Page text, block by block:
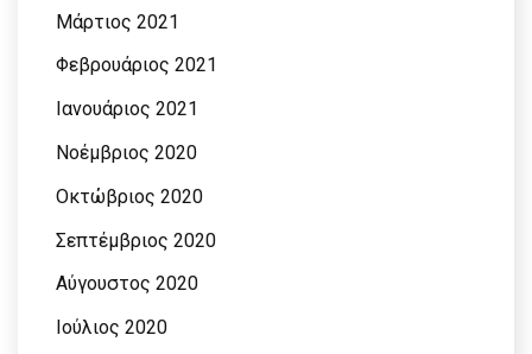
Μάρτιος 2021
Φεβρουάριος 2021
Ιανουάριος 2021
Νοέμβριος 2020
Οκτώβριος 2020
Σεπτέμβριος 2020
Αύγουστος 2020
Ιούλιος 2020